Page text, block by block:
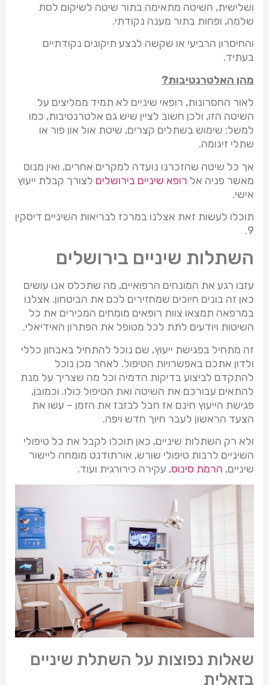
ושלישית, השיטה מתאימה בתור שיטה לשיקום לסת
שלמה, ופחות בתור מענה נקודתי.
והחיסרון הרביעי או שקשה לבצע תיקונים נקודתיים
בעתיד.
מהן האלטרנטיבות?
לאור החסרונות, רופאי שיניים לא תמיד ממליצים על
השיטה הזו, ולכן חשוב לציין שיש גם אלטרנטיבות, כמו
למשל: שימוש בשתלים קצרים, שיטת אול און פור או
שתלי זיגומה.
אך כל שיטה שהזכרנו נועדה למקרים אחרים, ואין מנוס
מאשר פניה אלרופא שיניים בירושליםלצורך קבלת ייעוץ
אישי.
תוכלו לעשות זאת אצלנו במרכז לבריאות השיניים דיסקין
9.
השתלות שיניים בירושלים
עזבו רגע את המונחים הרפואיים, מה שתכלס אנו עושים
כאן זה בונים חיוכים שמחזירים לכם את הביטחון. אצלנו
במרפאה תמצאו צוות רופאים מומחים המכירים את כל
השיטות ויודעים לתת לכל מטופל את הפתרון האידיאלי.
זה מתחיל בפגישת ייעוץ, שם נוכל להתחיל באבחון כללי
ולדון אתכם באפשרויות הטיפול. לאחר מכן נוכל
להתקדם לביצוע בדיקות הדמיה וכל מה שצריך על מנת
להתאים עבורכם את השיטה ואת הטיפול כולו. וכמובן,
פגישת הייעוץ חינם אז חבל לבזבז את הזמן – עשו את
הצעד הראשון לעבר חיוך חדש ויפה.
ולא רק השתלות שיניים, כאן תוכלו לקבל את כל טיפולי
השיניים לרבות טיפולי שורש, אורתודנט מומחה ליישור
שיניים,הרמת סינוס, עקירה כירורגית ועוד.
שאלות נפוצות על השתלת שיניים
בזאלית